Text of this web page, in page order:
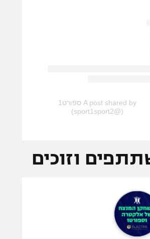
A post shared by ספורט1
(@sport1sport2)
וזוכים